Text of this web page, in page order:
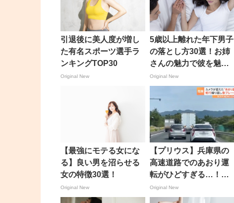
引退後に美人度が増し
た有名スポーツ選手ラ
ンキングTOP30
Original New
5歳以上離れた年下男子
の落とし方30選！お姉
さんの魅力で彼を魅了
して！
Original New
【最強にモテる女にな
る】良い男を沼らせる
女の特徴30選！
Original New
【プリウス】兵庫県の
高速道路でのあおり運
転がひどすぎる…！蛇
行運転に急ブレーキし
まくりで30秒以上のク
Original New